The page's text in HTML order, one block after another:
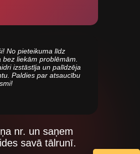
No pieteikuma līdz
liekām problēmām.
izstāstīja un palīdzēja
Paldies par atsaucību
nr. un saņem
savā tālrunī.